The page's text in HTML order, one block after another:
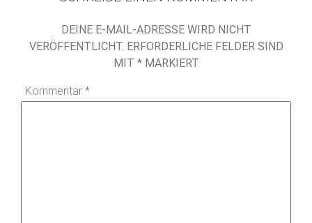
DEINE E-MAIL-ADRESSE WIRD NICHT
VERÖFFENTLICHT. ERFORDERLICHE FELDER SIND
MIT *MARKIERT
Kommentar *